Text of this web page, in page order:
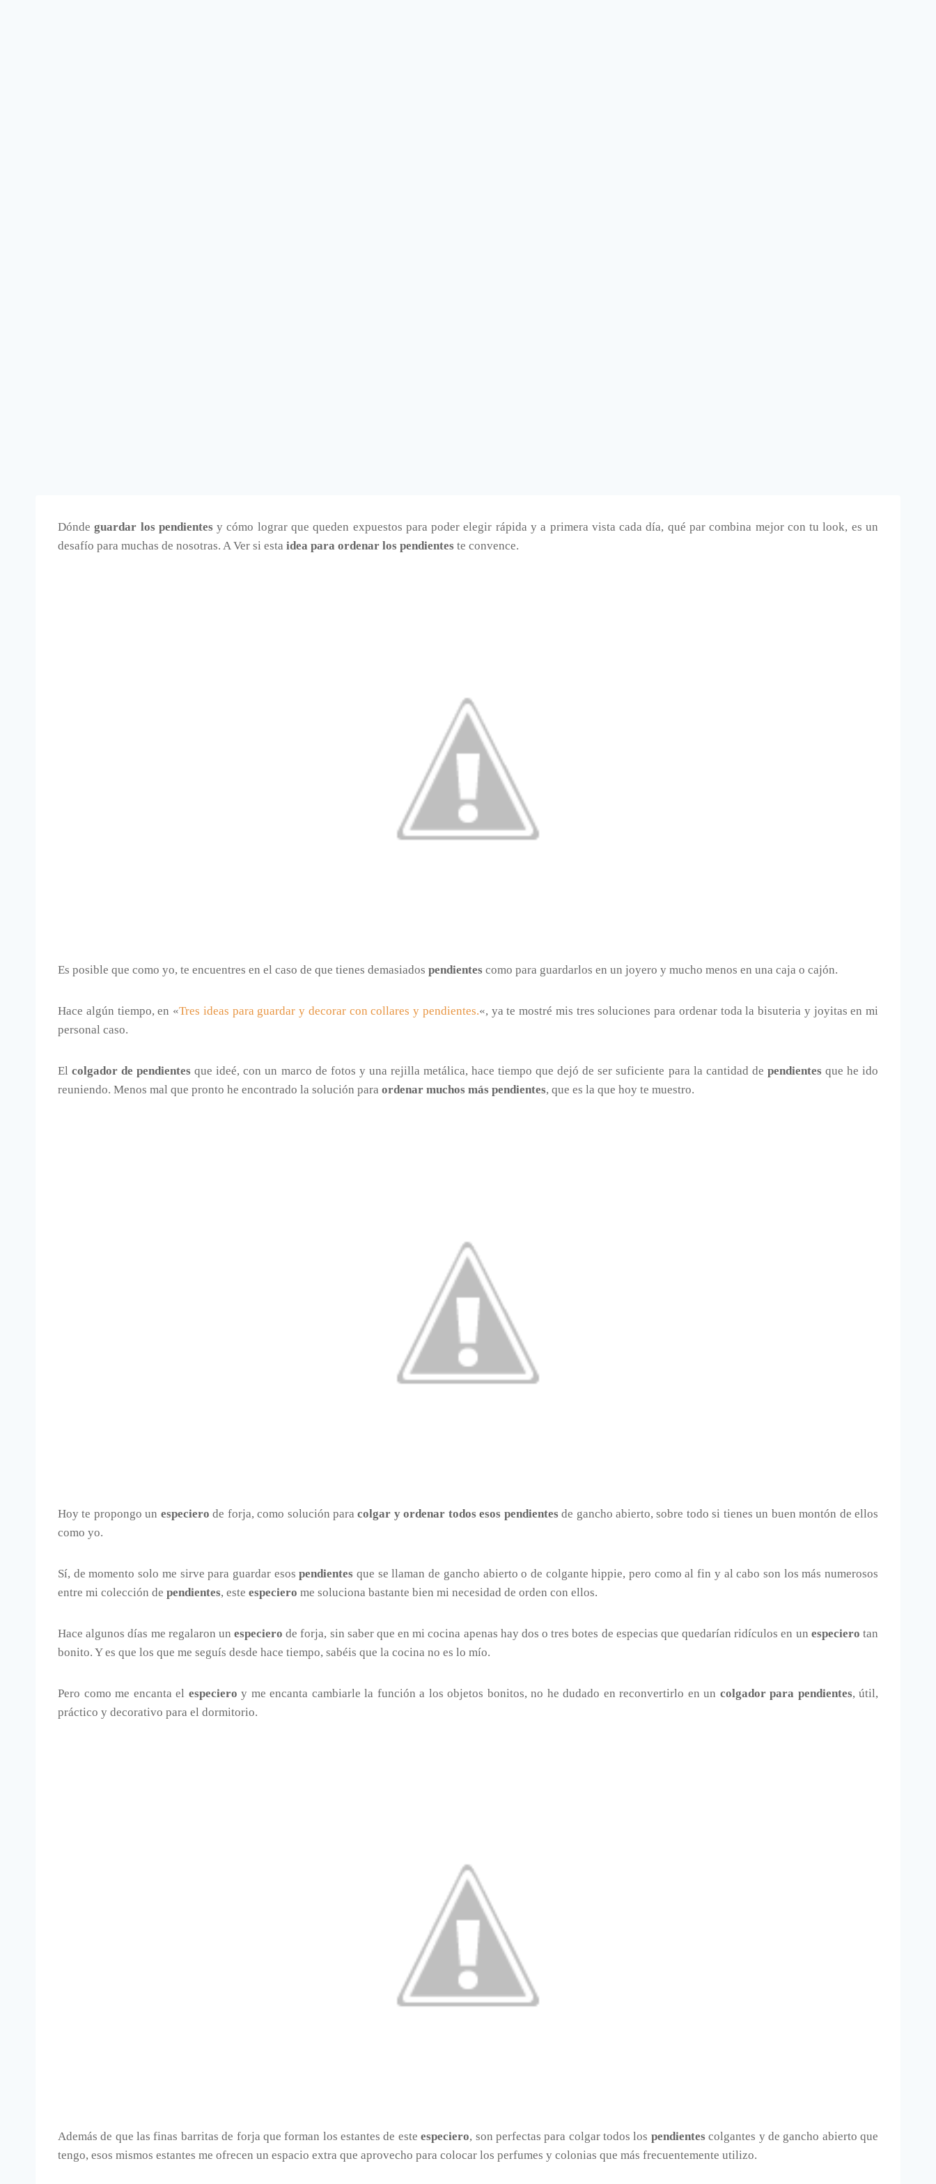
Dóndeguardar los pendientesy cómo lograr que queden expuestos para poder elegir rápida y a primera vista cada día, qué par combina mejor con tu look, es un
desafío para muchas de nosotras. A Ver si esta idea para ordenar los pendientes te convence.
Es posible que como yo, te encuentres en el caso de que tienes demasiados pendientes como para guardarlos en un joyero y mucho menos en una caja o cajón.
Hace algún tiempo, en «Tres ideas para guardar y decorar con collares y pendientes.«, ya te mostré mis tres soluciones para ordenar toda la bisuteria y joyitas en mi
personal caso.
Elcolgador de pendientes que ideé, con un marco de fotos y una rejilla metálica, hace tiempo que dejó de ser suficiente para la cantidad de pendientesque he ido
reuniendo. Menos mal que pronto he encontrado la solución para ordenar muchos más pendientes, que es la que hoy te muestro.
Hoy te propongo un especiero de forja, como solución paracolgar y ordenar todos esos pendientesde gancho abierto, sobre todo si tienes un buen montón de ellos
como yo.
Sí, de momento solo me sirve para guardar esospendientes que se llaman de gancho abierto o de colgante hippie, pero como al fin y al cabo son los más numerosos
entre mi colección de pendientes, este especiero me soluciona bastante bien mi necesidad de orden con ellos.
Hace algunos días me regalaron unespeciero de forja, sin saber que en mi cocina apenas hay dos o tres botes de especias que quedarían ridículos en un especiero tan
bonito. Y es que los que me seguís desde hace tiempo, sabéis que la cocina no es lo mío.
Pero como me encanta el especiero y me encanta cambiarle la función a los objetos bonitos, no he dudado en reconvertirlo en un colgador para pendientes, útil,
práctico y decorativo para el dormitorio.
Además de que las finas barritas de forja que forman los estantes de esteespeciero, son perfectas para colgar todos los pendientescolgantes y de gancho abierto que
tengo, esos mismos estantes me ofrecen un espacio extra que aprovecho para colocar los perfumes y colonias que más frecuentemente utilizo.